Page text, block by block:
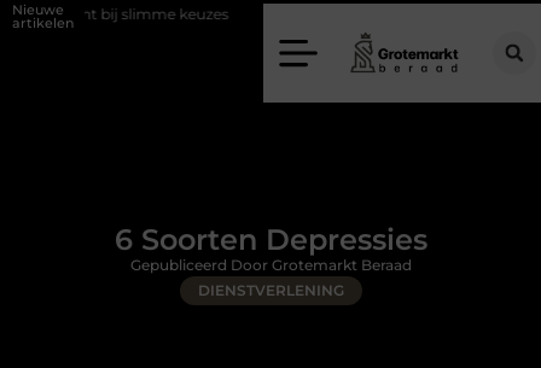
Nieuwe
artikelen
slimme keuzes Waarom kiezen voor een rijschool in Utrecht?
6 Soorten Depressies
DIENSTVERLENING
Gepubliceerd Door Grotemarkt Beraad